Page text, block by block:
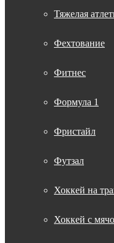
Тяжелая
Фехтование
Фитнес
Формула 1
Фристайл
Футзал
Хоккей на
Хоккей с